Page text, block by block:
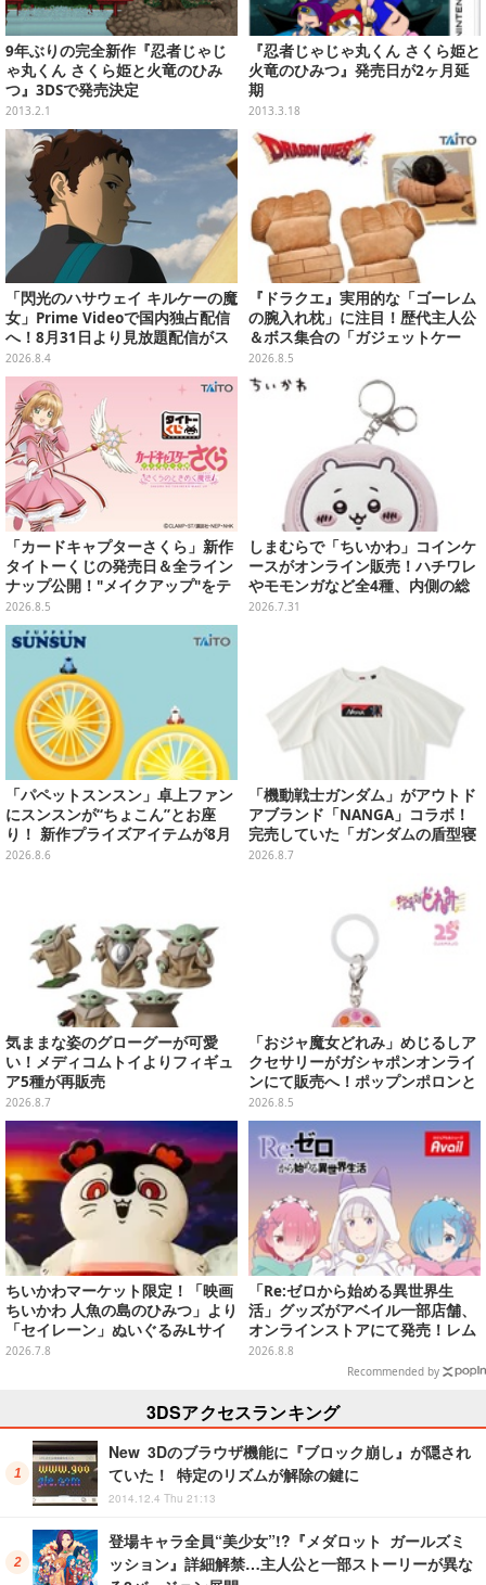
9年ぶりの完全新作『忍者じゃじ
ゃ丸くん さくら姫と火竜のひみ
つ』3DSで発売決定
2013.2.1
『忍者じゃじゃ丸くん さくら姫と
火竜のひみつ』発売日が2ヶ月延
期
2013.3.18
「閃光のハサウェイ キルケーの魔
女」Prime Videoで国内独占配信
へ！8月31日より見放題配信がス
タート
2026.8.4
『ドラクエ』実用的な「ゴーレム
の腕入れ枕」に注目！歴代主人公
＆ボス集合の「ガジェットケー
ス」ほか9プライズが8月順次展開
2026.8.5
「カードキャプターさくら」新作
タイトーくじの発売日＆全ライン
ナップ公開！"メイクアップ"をテ
ーマに、日常でも使いたくなるア
イテムがズラリ
2026.8.5
しまむらで「ちいかわ」コインケ
ースがオンライン販売！ハチワレ
やモモンガなど全4種、内側の総
柄デザインも注目
2026.7.31
「パペットスンスン」卓上ファン
にスンスンが“ちょこん”とお座
り！ 新作プライズアイテムが8月
下旬より展開ーオーロラストラッ
2026.8.6
「機動戦士ガンダム」がアウトド
アブランド「NANGA」コラボ！
完売していた「ガンダムの盾型寝
袋」も2次受注開始
2026.8.7
気ままな姿のグローグーが可愛
い！メディコムトイよりフィギュ
ア5種が再販売
2026.8.7
「おジャ魔女どれみ」めじるしア
クセサリーがガシャポンオンライ
ンにて販売へ！ポップンポロンと
魔法玉の2連チャームなど全9種
2026.8.5
ちいかわマーケット限定！「映画
ちいかわ 人魚の島のひみつ」より
「セイレーン」ぬいぐるみLサイ
ズが7月24日より予約開始
2026.7.8
「Re:ゼロから始める異世界生
活」グッズがアベイル一部店舗、
オンラインストアにて発売！レム
＆ラムTシャツなどラインナップ
2026.8.8
Recommended by
3DSアクセスランキング
New 3Dのブラウザ機能に『ブロック崩し』が隠され
ていた！ 特定のリズムが解除の鍵に
2014.12.4 Thu 21:13
登場キャラ全員“美少女”!?『メダロット ガールズミ
ッション』詳細解禁…主人公と一部ストーリーが異な